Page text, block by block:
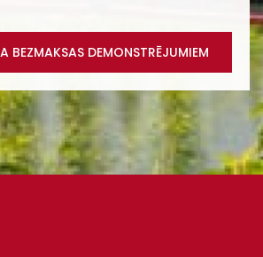
BEZMAKSAS DEMONSTRĒJUMIEM